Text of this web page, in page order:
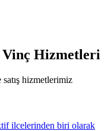
Hizmetleri
hizmetlerimiz
ilcelerinden biri olarak